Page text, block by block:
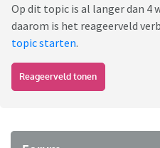
Op dit topic is al langer dan 4
daarom is het reageerveld
topic starten.
Reageerveld tonen